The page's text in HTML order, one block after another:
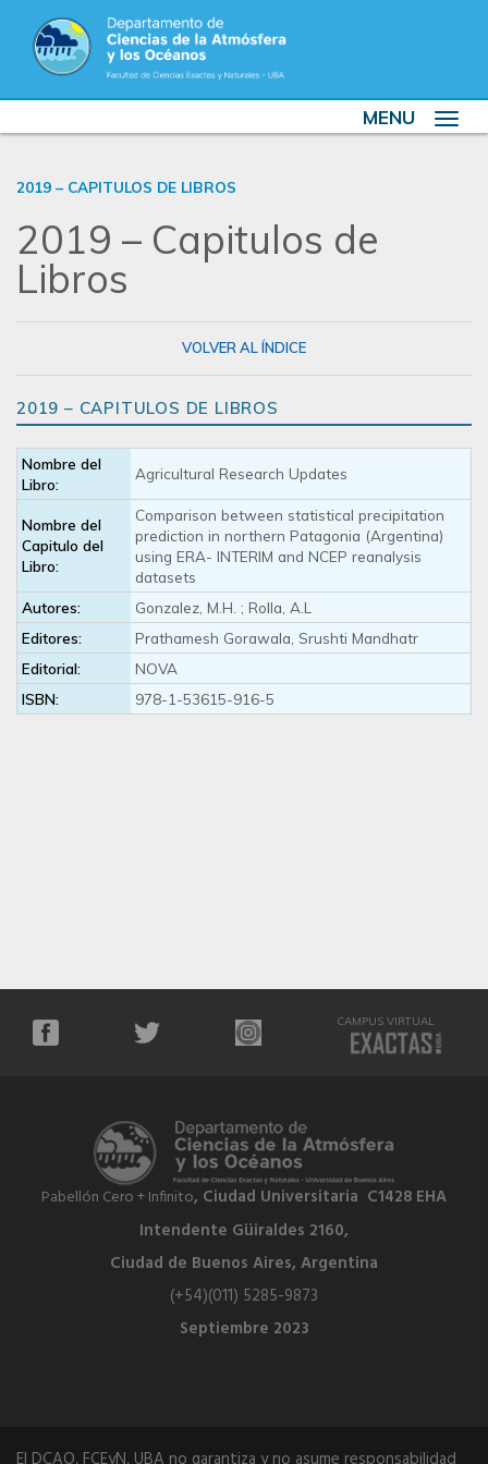
Toggle
MENU
2019 – CAPITULOS DE LIBROS
2019 – Capitulos de
Libros
VOLVER AL ÍNDICE
2019 – CAPITULOS DE LIBROS
Nombre del
Libro:
Agricultural Research Updates
Nombre del
Capitulo del
Libro:
Comparison between statistical precipitation
prediction in northern Patagonia (Argentina)
using ERA- INTERIM and NCEP reanalysis
datasets
Autores:
Gonzalez, M.H. ; Rolla, A.L
Editores:
Prathamesh Gorawala, Srushti Mandhatr
Editorial:
NOVA
ISBN:
978-1-53615-916-5
CAMPUS VIRTUAL
Pabellón Cero + Infinito, Ciudad Universitaria C1428 EHA
Intendente Güiraldes 2160,
Ciudad de Buenos Aires, Argentina
(+54)(011) 5285-9873
Septiembre 2023